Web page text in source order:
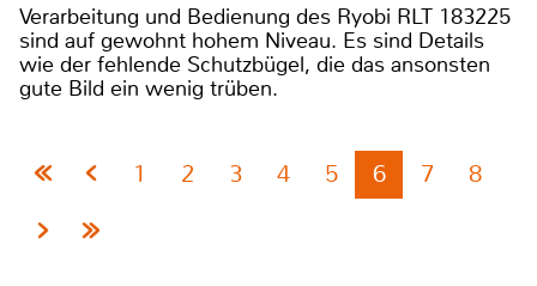
Verarbeitung und Bedienung des Ryobi RLT 183225
sind auf gewohnt hohem Niveau. Es sind Details
wie der fehlende Schutzbügel, die das ansonsten
gute Bild ein wenig trüben.
1 2 3 4 5 6 7 8